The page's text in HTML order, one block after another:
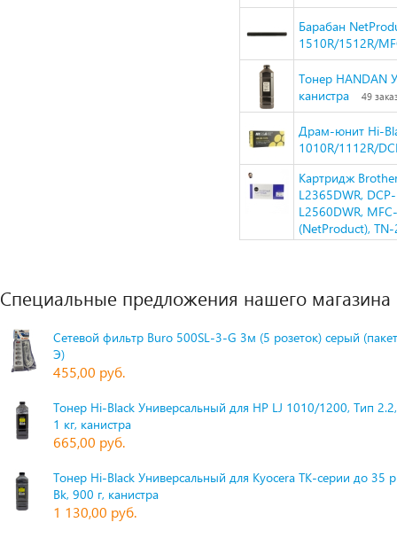
Барабан
1510R/1512R/
Тонер HANDAN
канистра
49
Драм-юнит Hi-
1010R/1112R/
Картридж
L2365DWR,
L2560DWR,
(NetProduct),
Специальные предложения нашего магазина
Сетевой фильтр Buro 500SL-3-G 3м (5 розеток) серый
Э)
455,00 руб.
Тонер Hi-Black Универсальный для HP LJ 1010/1200, Тип
1 кг, канистра
665,00 руб.
Тонер Hi-Black Универсальный для Kyocera TK-серии до 35
Bk, 900 г, канистра
1 130,00 руб.